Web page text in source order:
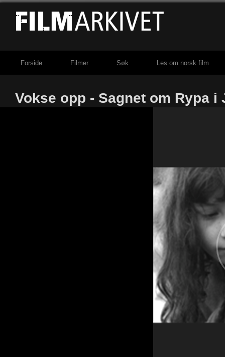
Forside Filmer Søk Les om norsk film
Vokse opp - Sagnet om Rypa i